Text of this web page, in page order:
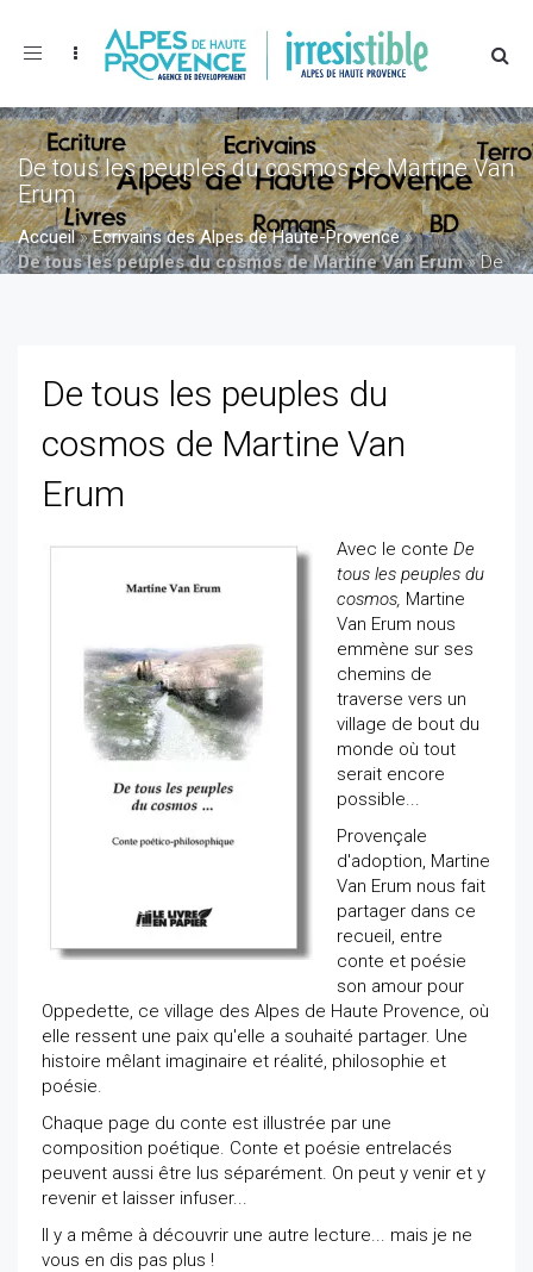
Toggle
De tous les peuples du cosmos de Martine Van
Erum
Accueil»Ecrivains des Alpes de Haute-Provence»
De tous les peuples du cosmos de Martine Van Erum»De
De tous les peuples du
cosmos de Martine Van
Erum
Avec le conte De
tous les peuples du
cosmos, Martine
Van Erum nous
emmène sur ses
chemins de
traverse vers un
village de bout du
monde où tout
serait encore
possible...
Provençale
d'adoption, Martine
Van Erum nous fait
partager dans ce
recueil, entre
conte et poésie
son amour pour
Oppedette, ce village des Alpes de Haute Provence, où
elle ressent une paix qu'elle a souhaité partager. Une
histoire mêlant imaginaire et réalité, philosophie et
poésie.
Chaque page du conte est illustrée par une
composition poétique. Conte et poésie entrelacés
peuvent aussi être lus séparément. On peut y venir et y
revenir et laisser infuser...
Il y a même à découvrir une autre lecture... mais je ne
vous en dis pas plus !